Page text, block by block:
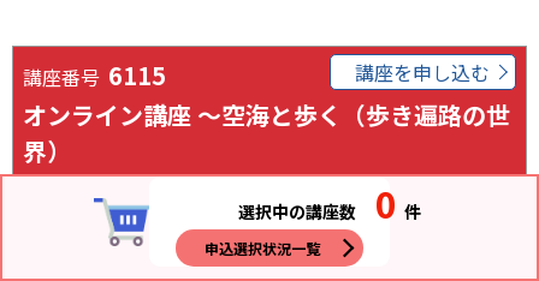
講座番号 6115
オンライン講座 ～空海と歩く（歩き遍路の世
界）
講座を申し込む
5,000円
金曜日20:00～21:30
1/15, 1/29, 2/19, 3/5
申込選択状況一覧
選択中の講座数 0 件